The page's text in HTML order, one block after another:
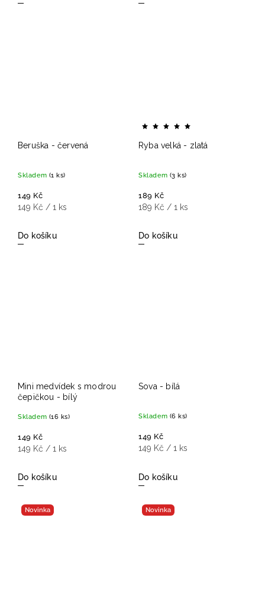
Beruška - červená
Skladem (1 ks)
149 Kč
149 Kč / 1 ks
Do košíku
Ryba velká - zlatá
Skladem (3 ks)
189 Kč
189 Kč / 1 ks
Do košíku
Mini medvídek s modrou
čepičkou - bílý
Skladem (16 ks)
149 Kč
149 Kč / 1 ks
Do košíku
Sova - bílá
Skladem (6 ks)
149 Kč
149 Kč / 1 ks
Do košíku
Novinka Novinka